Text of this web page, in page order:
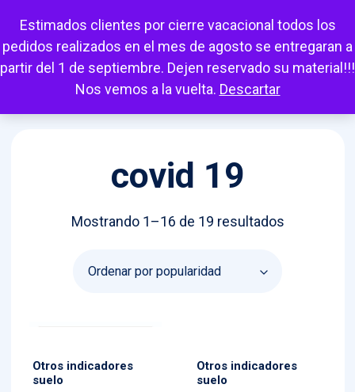
Estimados clientes por cierre vacacional todos los
pedidos realizados en el mes de agosto se entregaran a
partir del 1 de septiembre. Dejen reservado su material!!!
Nos vemos a la vuelta. Descartar
Mi cuenta Carrito Favoritos Escuchar
covid 19
Mostrando 1–16 de 19 resultadosOrdenado
Otros indicadores
suelo
Otros indicadores
suelo